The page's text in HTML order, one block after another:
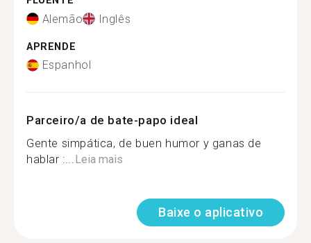
Alemão Inglês
APRENDE
Espanhol
Parceiro/a de bate-papo ideal
Gente simpática, de buen humor y ganas de
hablar :...Leia mais
Baixe o aplicativo